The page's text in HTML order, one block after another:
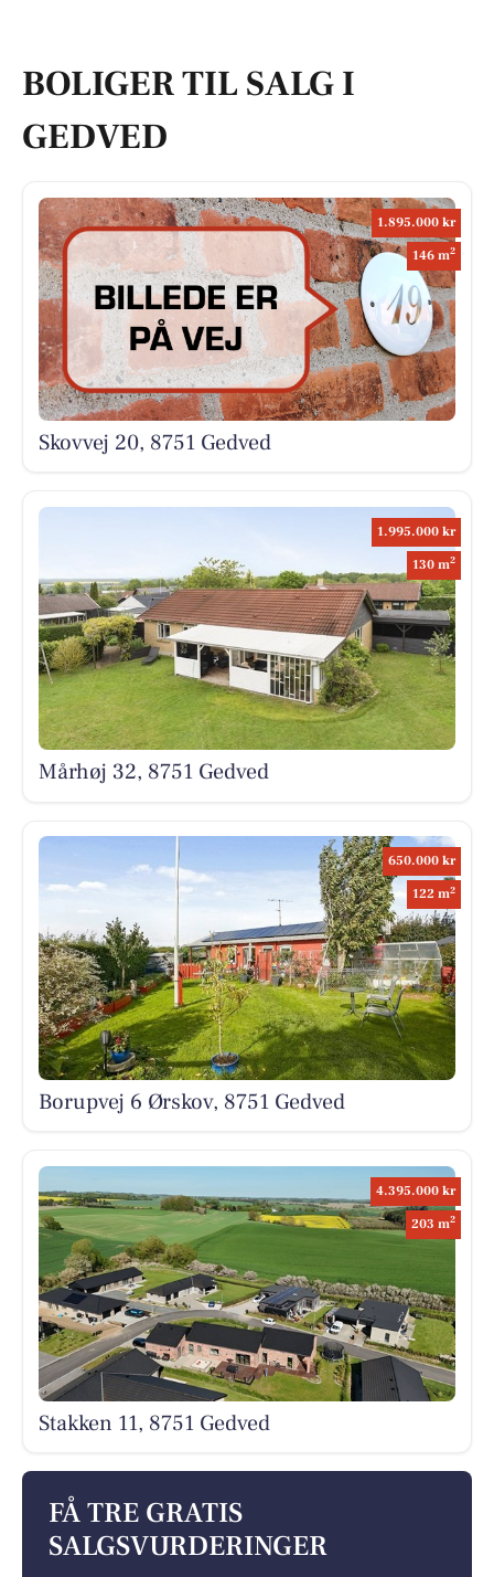
BOLIGER TIL SALG I
GEDVED
1.895.000 kr
146 m2
Skovvej 20, 8751 Gedved
1.995.000 kr
130 m2
Mårhøj 32, 8751 Gedved
650.000 kr
122 m2
Borupvej 6 Ørskov, 8751 Gedved
4.395.000 kr
203 m2
Stakken 11, 8751 Gedved
FÅ TRE GRATIS
SALGSVURDERINGER